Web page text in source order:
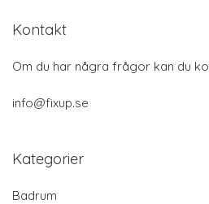
Kontakt
Om du har några frågor kan du
info@fixup.se
Kategorier
Badrum